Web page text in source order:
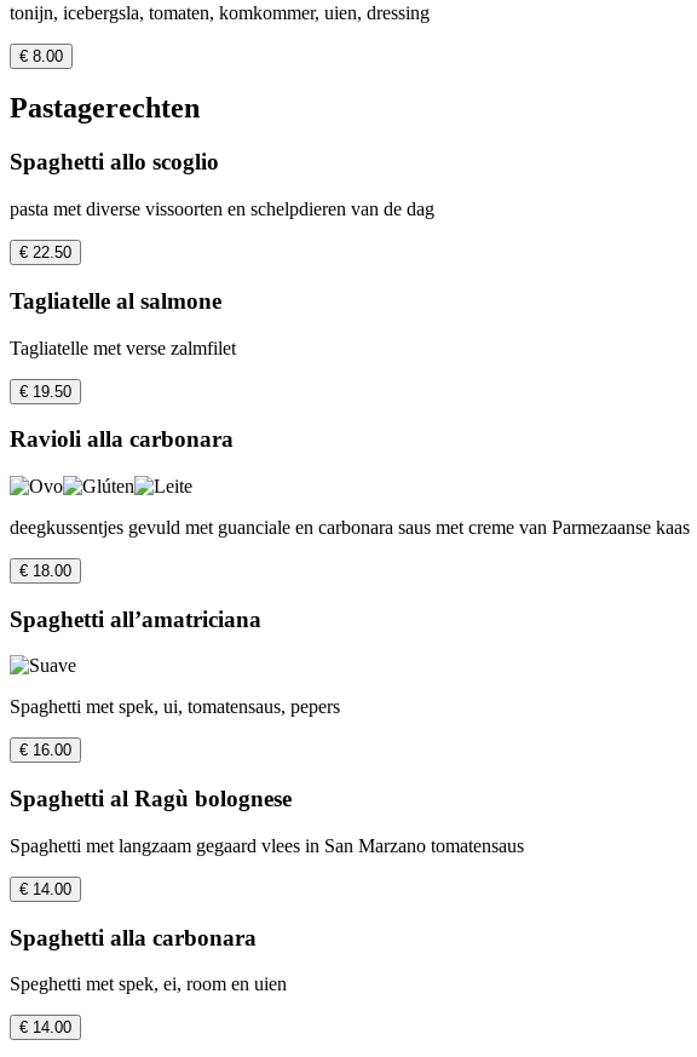
tonijn, icebergsla, tomaten, komkommer, uien, dressing
€ 8.00
Pastagerechten
Spaghetti allo scoglio
pasta met diverse vissoorten en schelpdieren van de dag
€ 22.50
Tagliatelle al salmone
Tagliatelle met verse zalmfilet
€ 19.50
Ravioli alla carbonara
deegkussentjes gevuld met guanciale en carbonara saus met creme van Parmezaanse kaas
€ 18.00
Spaghetti all’amatriciana
Spaghetti met spek, ui, tomatensaus, pepers
€ 16.00
Spaghetti al Ragù bolognese
Spaghetti met langzaam gegaard vlees in San Marzano tomatensaus
€ 14.00
Spaghetti alla carbonara
Speghetti met spek, ei, room en uien
€ 14.00